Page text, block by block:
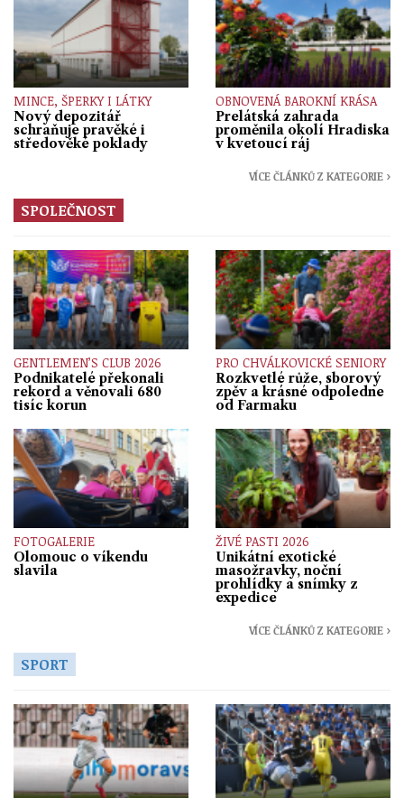
MINCE, ŠPERKY I LÁTKY
Nový depozitář
schraňuje pravěké i
středověké poklady
OBNOVENÁ BAROKNÍ KRÁSA
Prelátská zahrada
proměnila okolí Hradiska
v kvetoucí ráj
VÍCE ČLÁNKŮ Z KATEGORIE ›
SPOLEČNOST
GENTLEMEN’S CLUB 2026
Podnikatelé překonali
rekord a věnovali 680
tisíc korun
PRO CHVÁLKOVICKÉ SENIORY
Rozkvetlé růže, sborový
zpěv a krásné odpoledne
od Farmaku
FOTOGALERIE
Olomouc o víkendu
slavila
ŽIVÉ PASTI 2026
Unikátní exotické
masožravky, noční
prohlídky a snímky z
expedice
VÍCE ČLÁNKŮ Z KATEGORIE ›
SPORT